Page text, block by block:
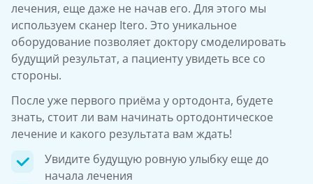
лечения, еще даже не начав его. Для этого мы
используем сканер Itero. Это уникальное
оборудование позволяет доктору смоделировать
будущий результат, а пациенту увидеть все со
стороны.
После уже первого приёма у ортодонта, будете
знать, стоит ли вам начинать ортодонтическое
лечение и какого результата вам ждать!
Увидите будущую ровную улыбку еще до
начала лечения